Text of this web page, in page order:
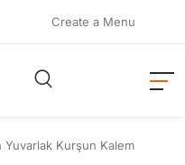
Create a Menu
Yuvarlak Kurşun Kalem